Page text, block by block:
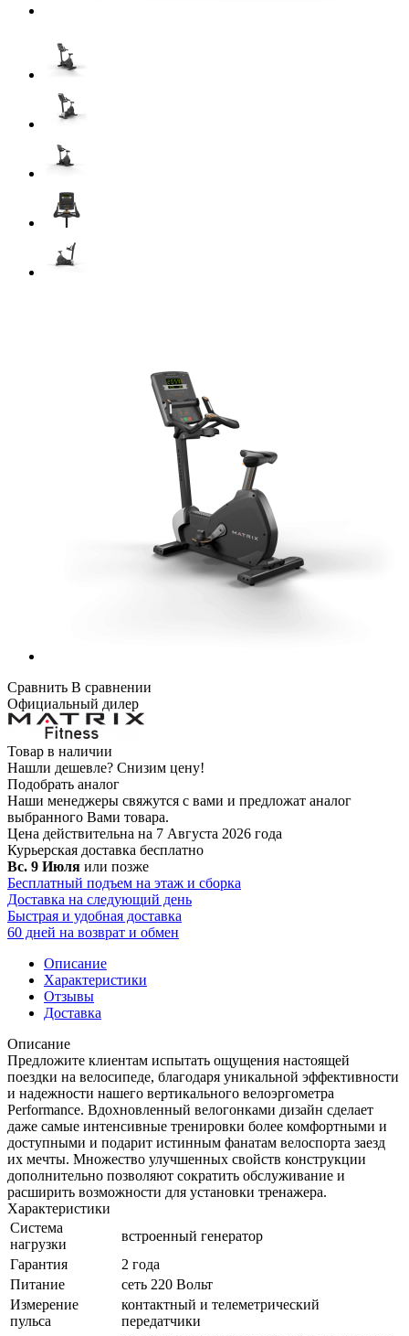
Сравнить В сравнении
Официальный дилер
Товар в наличии
Нашли дешевле? Снизим цену!
Подобрать аналог
Наши менеджеры свяжутся с вами и предложат аналог
выбранного Вами товара.
Цена действительна на 7 Августа 2026 года
Курьерская доставка бесплатно
Вс. 9 Июля или позже
Бесплатный подъем на этаж и сборка
Доставка на следующий день
Быстрая и удобная доставка
60 дней на возврат и обмен
Описание
Характеристики
Отзывы
Доставка
Описание
Предложите клиентам испытать ощущения настоящей
поездки на велосипеде, благодаря уникальной эффективности
и надежности нашего вертикального велоэргометра
Performance. Вдохновленный велогонками дизайн сделает
даже самые интенсивные тренировки более комфортными и
доступными и подарит истинным фанатам велоспорта заезд
их мечты. Множество улучшенных свойств конструкции
дополнительно позволяют сократить обслуживание и
расширить возможности для установки тренажера.
Характеристики
Система
нагрузки
встроенный генератор
Гарантия
2 года
Питание
сеть 220 Вольт
Измерение
пульса
контактный и телеметрический
передатчики